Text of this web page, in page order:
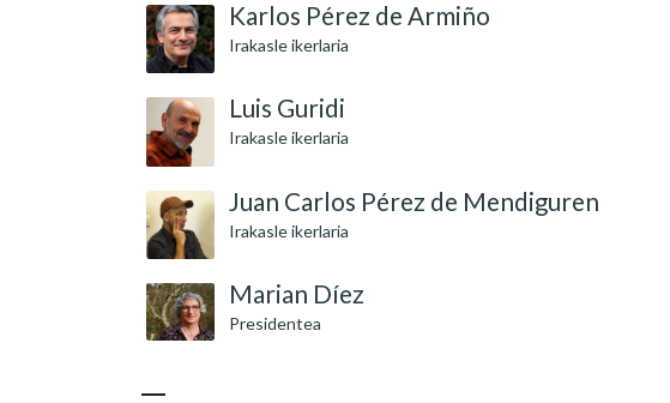
Karlos Pérez de Armiño
Irakasle ikerlaria
Luis Guridi
Irakasle ikerlaria
Juan Carlos Pérez de Mendiguren
Irakasle ikerlaria
Marian Díez
Presidentea